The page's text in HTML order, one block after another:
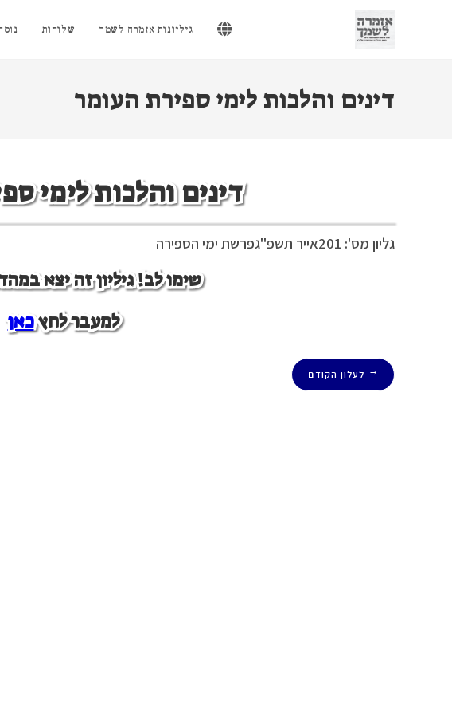
גיליונות אזמרה לשמך שלוחות
דינים והלכות לימי ספירת העומר
דינים והלכות לימי
גליון מס': 201 אייר תשפ"גפרשת ימי הספירה
שימו לב! גיליון זה יצא
למעבר לחץכאן
← לעלון הקודם